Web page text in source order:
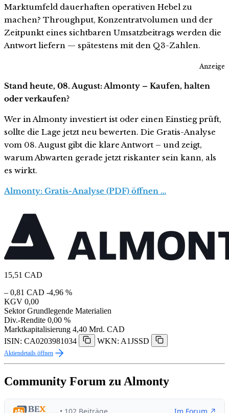
Marktumfeld dauerhaften operativen Hebel zu
machen? Throughput, Konzentratvolumen und der
Zeitpunkt eines sichtbaren Umsatzbeitrags werden die
Antwort liefern — spätestens mit den Q3-Zahlen.
Anzeige
Stand heute, 08. August: Almonty – Kaufen, halten
oder verkaufen?
Wer in Almonty investiert ist oder einen Einstieg prüft,
sollte die Lage jetzt neu bewerten. Die Gratis-Analyse
vom 08. August gibt die klare Antwort – und zeigt,
warum Abwarten gerade jetzt riskanter sein kann, als
es wirkt.
Almonty: Gratis-Analyse (PDF) öffnen …
15,51 CAD
– 0,81 CAD -4,96 %
KGV 0,00
Sektor Grundlegende Materialien
Div.-Rendite 0,00 %
Marktkapitalisierung 4,40 Mrd. CAD
ISIN: CA0203981034
WKN: A1JSSD
Aktiendetails öffnen
Community Forum zu Almonty